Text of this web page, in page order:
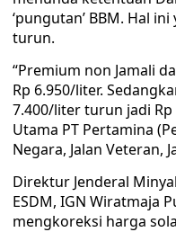
‘pungutan’ BBM. Hal
turun.
“Premium non Jamali
Rp 6.950/liter.
7.400/liter turun jadi
Utama PT Pertamina
Negara, Jalan Veteran,
Direktur Jenderal
ESDM, IGN Wiratmaja
mengkoreksi harga